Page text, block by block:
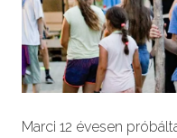
Marci 12 évesen